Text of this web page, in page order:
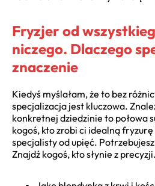
Fryzjer od
niczego. Dlaczego
znaczenie
Kiedyś myślałam, że to bez
specjalizacja jest kluczowa.
konkretnej dziedzinie to połowa
kogoś, kto zrobi ci idealną fryzurę
specjalisty od upięć.
Znajdź kogoś, kto słynie z precyzji.